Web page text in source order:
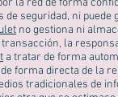
la red de forma
de seguridad, ni
no gestiona ni
la
a tratar de forma
forma directa de la
tradicionales de